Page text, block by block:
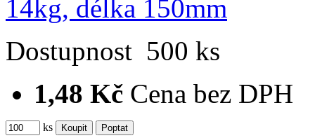
Dostupnost 500 ks
1,48 Kč Cena bez DPH
ks